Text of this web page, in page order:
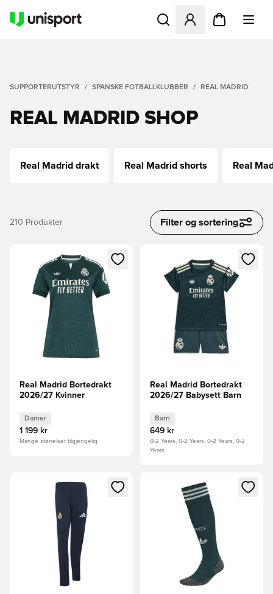
Åpner en Modal for å
SUPPORTERUTSTYR SPANSKE FOTBALLKLUBBER REAL MADRID
REAL MADRID SHOP
Real Madrid drakt Real Madrid shorts Real
210 Produkter Filter og sortering
Åpner en Modal for å logge inn eller registrere deg som
Real Madrid Bortedrakt
2026/27 Kvinner
Damer
1 199 kr
Mange størrelser tilgjengelig
Åpner en Modal for å logge
Real Madrid Bortedrakt
2026/27 Babysett Barn
Barn
649 kr
0-2 Years, 0-2 Years, 0-2 Years, 0-2
Years
Åpner en Modal for å logge inn eller registrere deg som
Åpner en Modal for å logge